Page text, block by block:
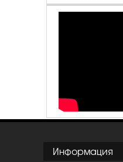
Информация